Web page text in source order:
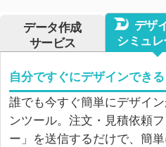
データ作成
サービス
デザ
シミュ
自分ですぐにデザインできる
誰でも今すぐ簡単にデザイ
ンツール。注文・見積依頼
ー」を送信するだけで、簡単